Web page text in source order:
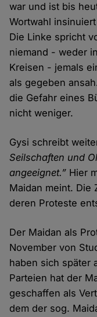
war und ist bis
Wortwahl
Die Linke spricht
niemand - weder
Kreisen - jemals
als gegeben
die Gefahr eines
nicht weniger.
Gysi schreibt
Seilschaften und
angeeignet.” Hier
Maidan meint. Die
deren Proteste
Der Maidan als
November von
haben sich später
Parteien hat der
geschaffen als
dem der sog.